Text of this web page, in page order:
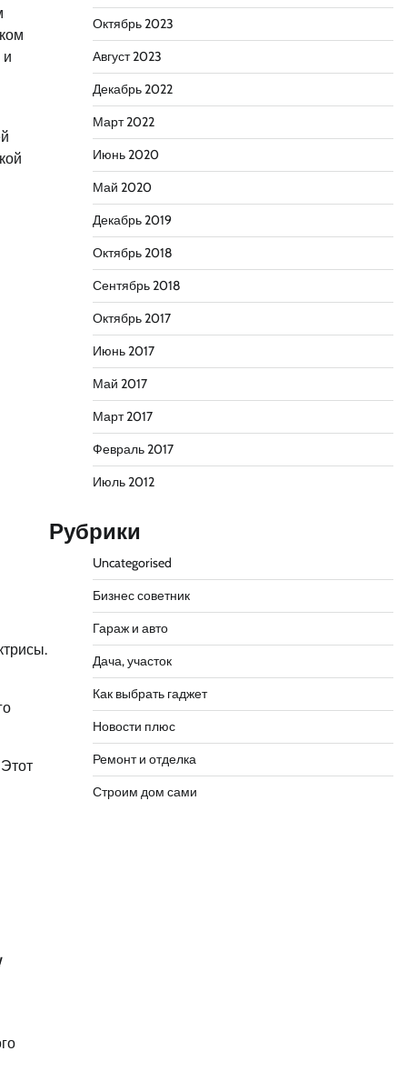
и
Октябрь 2023
Август 2023
Декабрь 2022
Март 2022
Июнь 2020
Май 2020
Декабрь 2019
Октябрь 2018
Сентябрь 2018
Октябрь 2017
Июнь 2017
Май 2017
Март 2017
Февраль 2017
Июль 2012
Рубрики
Uncategorised
Бизнес советник
Гараж и авто
Дача, участок
Как выбрать гаджет
Новости плюс
Ремонт и отделка
Строим дом сами